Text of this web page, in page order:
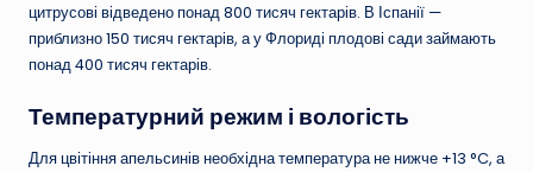
цитрусові відведено понад 800 тисяч гектарів. В Іспанії —
приблизно 150 тисяч гектарів, а у Флориді плодові сади займають
понад 400 тисяч гектарів.
Температурний режим і вологість
Для цвітіння апельсинів необхідна температура не нижче +13 °C, а